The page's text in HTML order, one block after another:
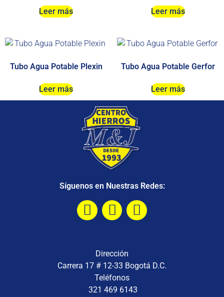
Leer más Leer más
Tubo Agua Potable Plexin
Leer más
Tubo Agua Potable Gerfor
Leer más
Síguenos en Nuestras Redes:
Dirección
Carrera 17 # 12-33 Bogotá D.C.
Teléfonos
321 469 6143